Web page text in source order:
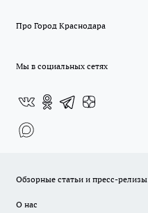
Про Город Краснодара
Мы в социальных сетях
Обзорные статьи и пресс-релизы
О нас